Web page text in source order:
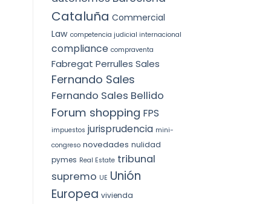
Cataluña Commercial
Law competencia judicial internacional
compliance compraventa
Fabregat Perrulles Sales
Fernando Sales
Fernando Sales Bellido
Forum shopping FPS
impuestos jurisprudencia mini-
congreso novedades nulidad
pymes Real Estate tribunal
supremo UE Unión
Europea vivienda